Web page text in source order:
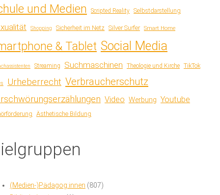
und Medien Scripted Reality Selbstdarstellung
Shopping Sicherheit im Netz Silver Surfer Smart Home
& Tablet Social Media
Streaming Suchmaschinen Theologie und Kirche TikTok
Urheberrecht Verbraucherschutz
Video Werbung Youtube
Ästhetische Bildung
(Medien-)Pädagog:innen (807)